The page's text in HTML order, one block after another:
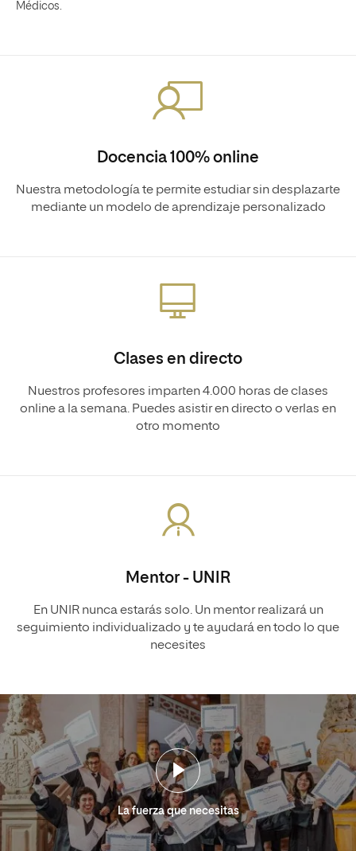
Médicos.
Docencia 100% online
Nuestra metodología te permite estudiar sin desplazarte
mediante un modelo de aprendizaje personalizado
Clases en directo
Nuestros profesores imparten 4.000 horas de clases
online a la semana. Puedes asistir en directo o verlas en
otro momento
Mentor - UNIR
En UNIR nunca estarás solo. Un mentor realizará un
seguimiento individualizado y te ayudará en todo lo que
necesites
La fuerza que necesitas